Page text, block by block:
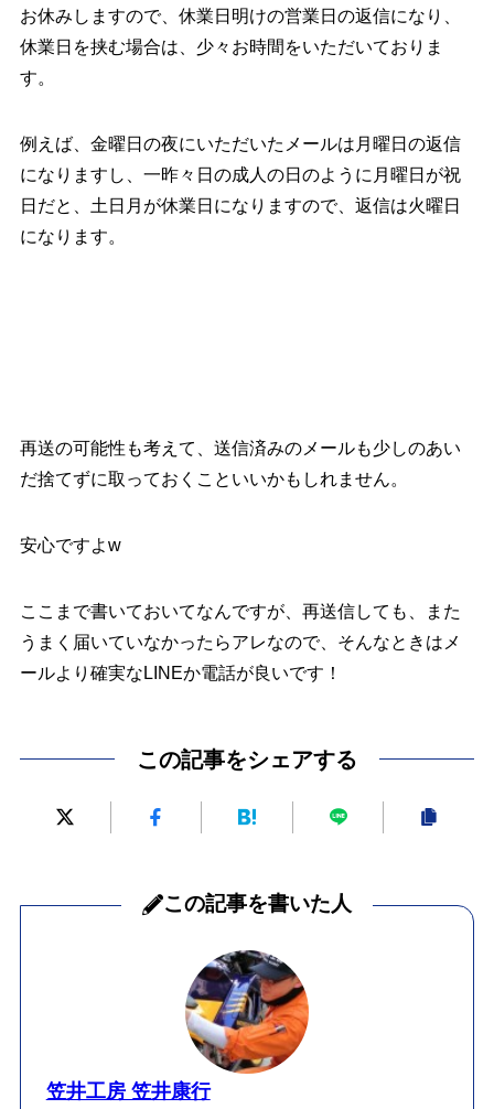
お休みしますので、休業日明けの営業日の返信になり、
休業日を挟む場合は、少々お時間をいただいておりま
す。
例えば、金曜日の夜にいただいたメールは月曜日の返信
になりますし、一昨々日の成人の日のように月曜日が祝
日だと、土日月が休業日になりますので、返信は火曜日
になります。
再送の可能性も考えて、送信済みのメールも少しのあい
だ捨てずに取っておくこといいかもしれません。
安心ですよw
ここまで書いておいてなんですが、再送信しても、また
うまく届いていなかったらアレなので、そんなときはメ
ールより確実なLINEか電話が良いです！
この記事をシェアする
この記事を書いた人
笠井工房 笠井康行